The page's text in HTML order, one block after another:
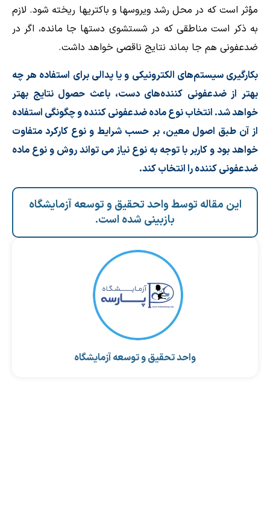
مؤثر است كه در محل رشد ويروسها و باكتريها ريخته شود. لازم
به ذکر است مناطقی كه در شستشوی دستها جا مانده، اگر در
ضد‌عفونی هم جا بماند نتايج ناقصی خواهد داشت.
بكارگيری سيستم‌های الكترونيكی و يا پدالی برای استفاده هر چه
بهتر از ضد‌عفونی كننده‌های دست، باعث حصول نتايج بهتر
خواهد شد. انتخاب نوع ماده ضدعفونی كننده و چگونگی استفاده
از آن طبق اصول معين، بر حسب شرايط و نوع كاركرد متفاوت
خواهد بود و كاربر با توجه به نوع نياز می تواند روش و نوع ماده
ضدعفونی كننده را انتخاب كند.
این مقاله توسط واحد تحقیق و توسعه آزمایشگاه
بازبینی شده است.
واحد تحقیق و توسعه آزمایشگاه